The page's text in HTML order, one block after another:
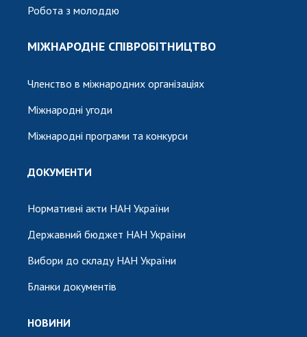
Робота з молоддю
МІЖНАРОДНЕ СПІВРОБІТНИЦТВО
Членство в міжнародних організаціях
Міжнародні угоди
Міжнародні програми та конкурси
ДОКУМЕНТИ
Нормативні акти НАН України
Державний бюджет НАН України
Вибори до складу НАН України
Бланки документів
НОВИНИ